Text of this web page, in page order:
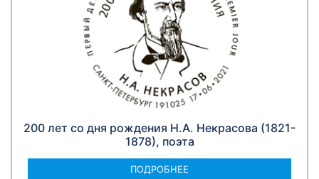
200 лет со дня рождения Н.А. Некрасова (1821-
1878), поэта
ПОДРОБНЕЕ